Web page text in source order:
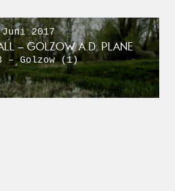
2017
– GOLZOW A.D. PLANE
– Golzow (1)